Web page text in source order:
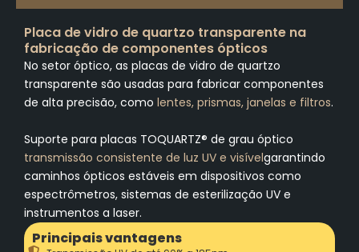
Placa de vidro de quartzo transparente na
fabricação de componentes ópticos
No setor óptico, as placas de vidro de quartzo
transparente são usadas para fabricar componentes
de alta precisão, como lentes, prismas, janelas e filtros.
Suporte para placas TOQUARTZ® de grau óptico
transmissão consistente de luz UV e visívelgarantindo
caminhos ópticos estáveis em dispositivos como
espectrômetros, sistemas de esterilização UV e
instrumentos a laser.
Principais vantagens